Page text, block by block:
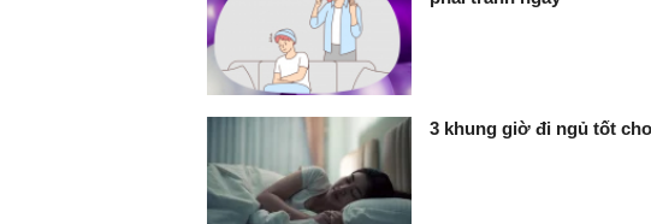
3 khung giờ đi ngủ tốt